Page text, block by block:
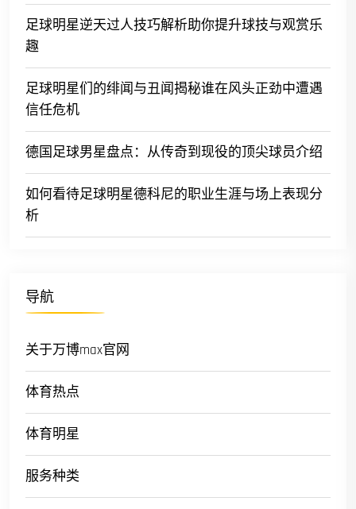
足球明星逆天过人技巧解析助你提升球技与观赏乐
趣
足球明星们的绯闻与丑闻揭秘谁在风头正劲中遭遇
信任危机
德国足球男星盘点：从传奇到现役的顶尖球员介绍
如何看待足球明星德科尼的职业生涯与场上表现分
析
导航
关于万博max官网
体育热点
体育明星
服务种类